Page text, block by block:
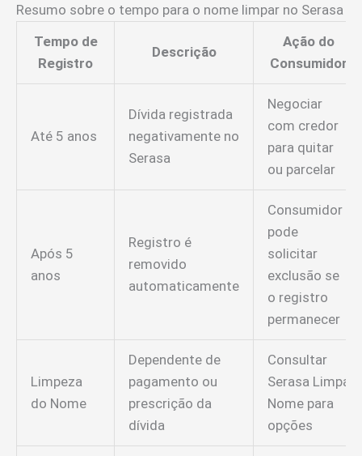
Resumo sobre o tempo para o nome limpar no Serasa
Tempo de
Registro
Descrição
Ação do
Consumidor
Até 5 anos
Dívida registrada
negativamente no
Serasa
Negociar
com credor
para quitar
ou parcelar
Após 5
anos
Registro é
removido
automaticamente
Consumidor
pode
solicitar
exclusão se
o registro
permanecer
Limpeza
do Nome
Dependente de
pagamento ou
prescrição da
dívida
Consultar
Serasa Limpa
Nome para
opções